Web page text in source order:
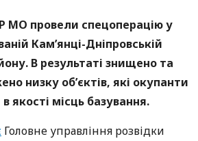
МО провели спецоперацію у
Кам’янці-Дніпровській
В результаті знищено та
низку об’єктів, які окупанти
якості місць базування.
Головне управління розвідки